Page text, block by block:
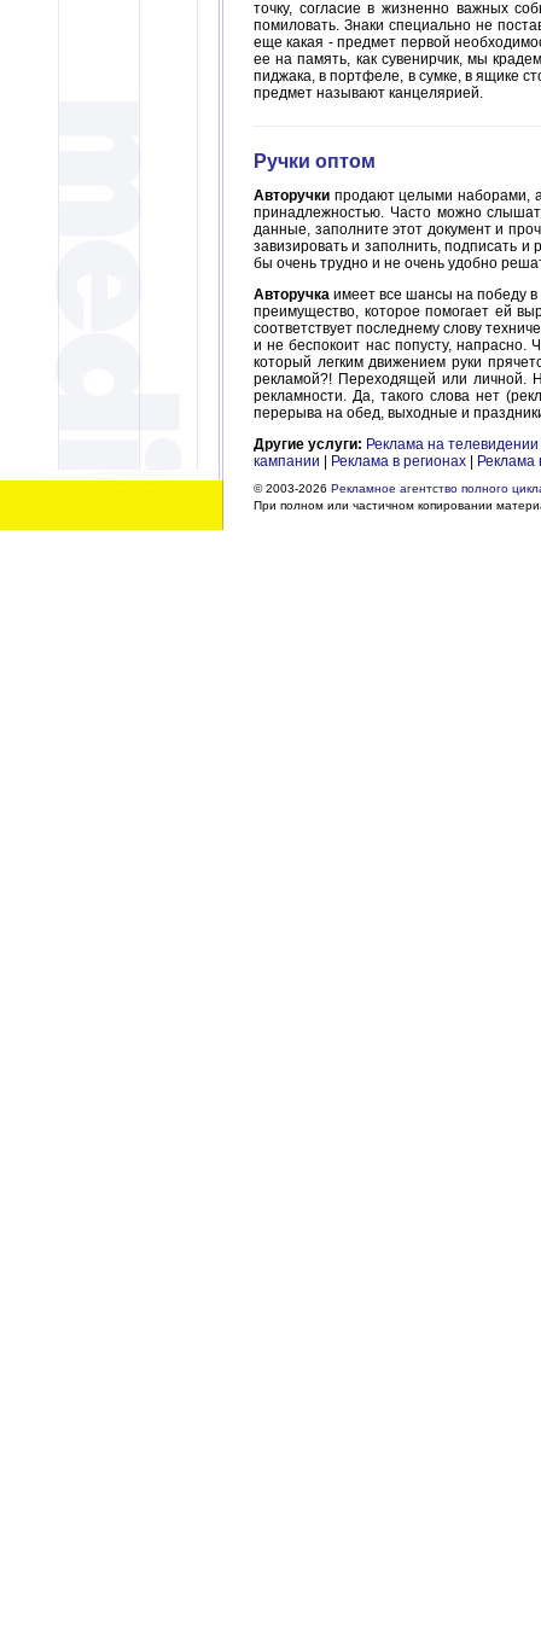
точку, согласие в жизненно важных
помиловать. Знаки специально не
еще какая - предмет первой
ее на память, как сувенирчик, мы
пиджака, в портфеле, в сумке, в ящике
предмет называют канцелярией.
Ручки оптом
Авторучки продают целыми наборами,
принадлежностью. Часто можно
данные, заполните этот документ и
завизировать и заполнить, подписать
бы очень трудно и не очень удобно
Авторучкаимеет все шансы на победу в
преимущество, которое помогает ей
соответствует последнему слову
и не беспокоит нас попусту, напрасно.
который легким движением руки
рекламой?! Переходящей или личной.
рекламности. Да, такого слова нет
перерыва на обед, выходные и
Другие услуги: Реклама на телевидении
кампании
Реклама в регионах Реклама
© 2003-2026 Рекламное агентство полного
При полном или частичном копировании